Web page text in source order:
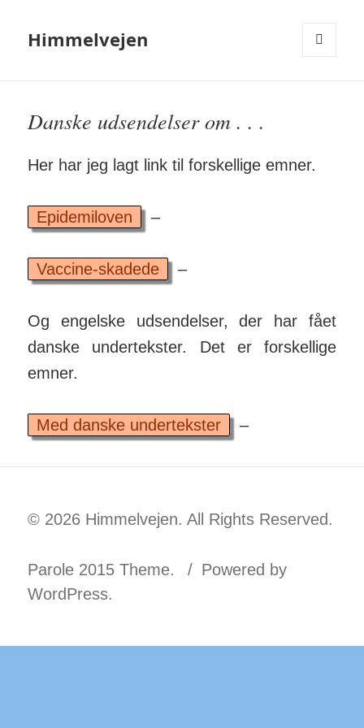
Himmelvejen
Danske udsendelser om . . .
Her har jeg lagt link til forskellige emner.
Epidemiloven –
Vaccine-skadede –
Og engelske ud­sen­delser, der har fået
danske under­tekster. Det er for­skellige
emner.
Med danske undertekster –
© 2026 Himmelvejen. All Rights Reserved.
Parole 2015 Theme.
Powered by
WordPress.